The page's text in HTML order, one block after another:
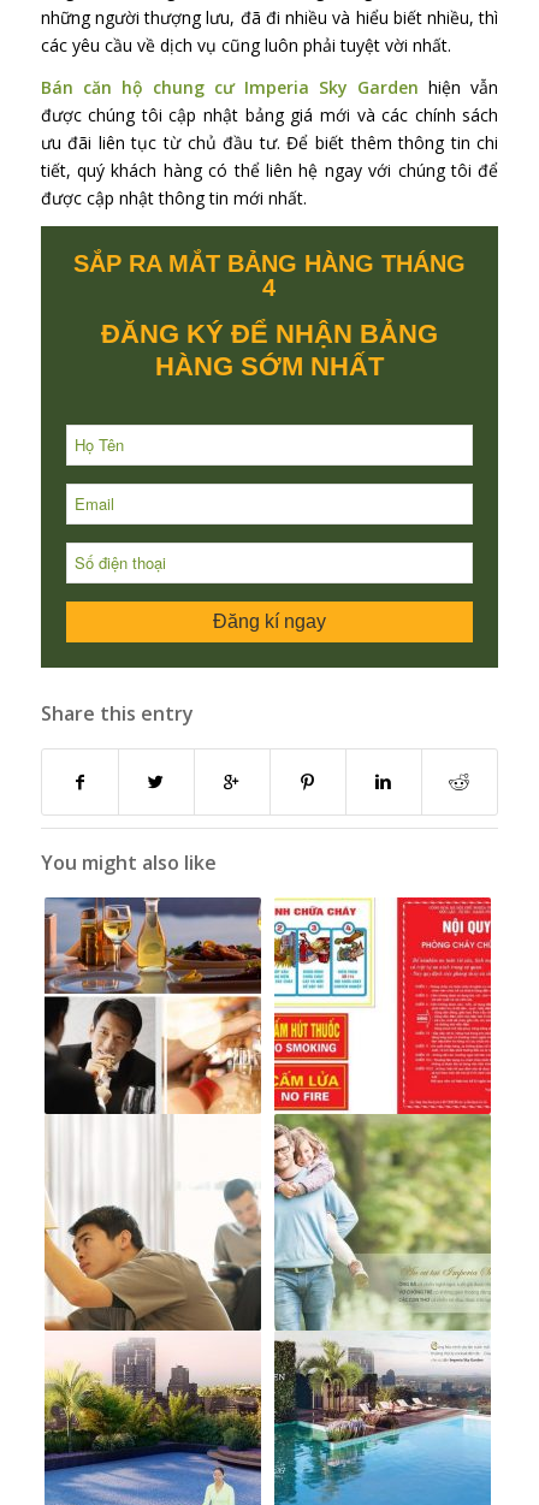
những người thượng lưu, đã đi nhiều và hiểu biết nhiều, thì
các yêu cầu về dịch vụ cũng luôn phải tuyệt vời nhất.
Bán căn hộ chung cư Imperia Sky Garden hiện vẫn
được chúng tôi cập nhật bảng giá mới và các chính sách
ưu đãi liên tục từ chủ đầu tư. Để biết thêm thông tin chi
tiết, quý khách hàng có thể liên hệ ngay với chúng tôi để
được cập nhật thông tin mới nhất.
SẮP RA MẮT BẢNG HÀNG THÁNG
4
ĐĂNG KÝ ĐỂ NHẬN BẢNG
HÀNG SỚM NHẤT
Đăng kí ngay
Share this entry
You might also like